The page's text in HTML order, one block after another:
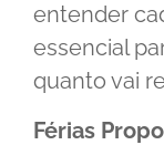
entender
essencial
quanto vai
Férias